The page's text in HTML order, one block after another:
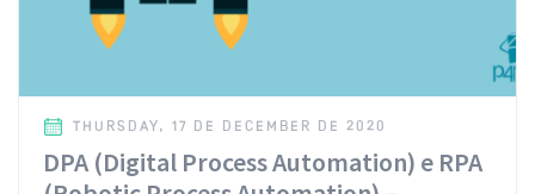
THURSDAY, 17 DE DECEMBER DE 2020
DPA (Digital Process Automation) e RPA